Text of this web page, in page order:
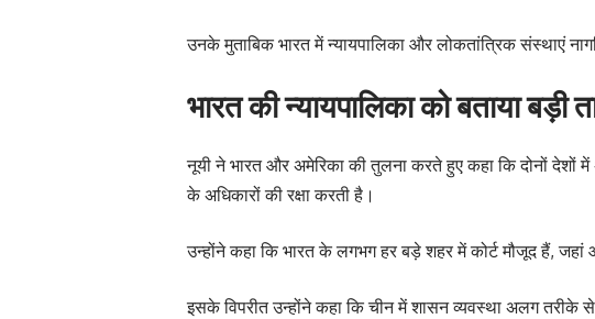
उनके मुताबिक भारत में न्यायपालिका और लोकतांत्रिक संस्थाएं
भारत की न्यायपालिका को बताया बड़ी
नूयी ने भारत और अमेरिका की तुलना करते हुए कहा कि दोनों देशों
के अधिकारों की रक्षा करती है।
उन्होंने कहा कि भारत के लगभग हर बड़े शहर में कोर्ट मौजूद हैं,
इसके विपरीत उन्होंने कहा कि चीन में शासन व्यवस्था अलग तरीके